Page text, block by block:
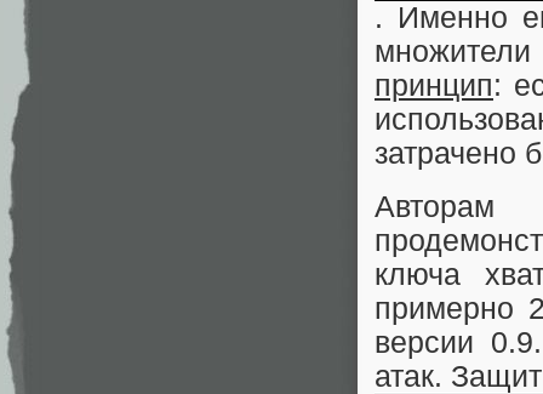
. Именно
принцип:
затрачено
ключа
примерно
версии
атак.